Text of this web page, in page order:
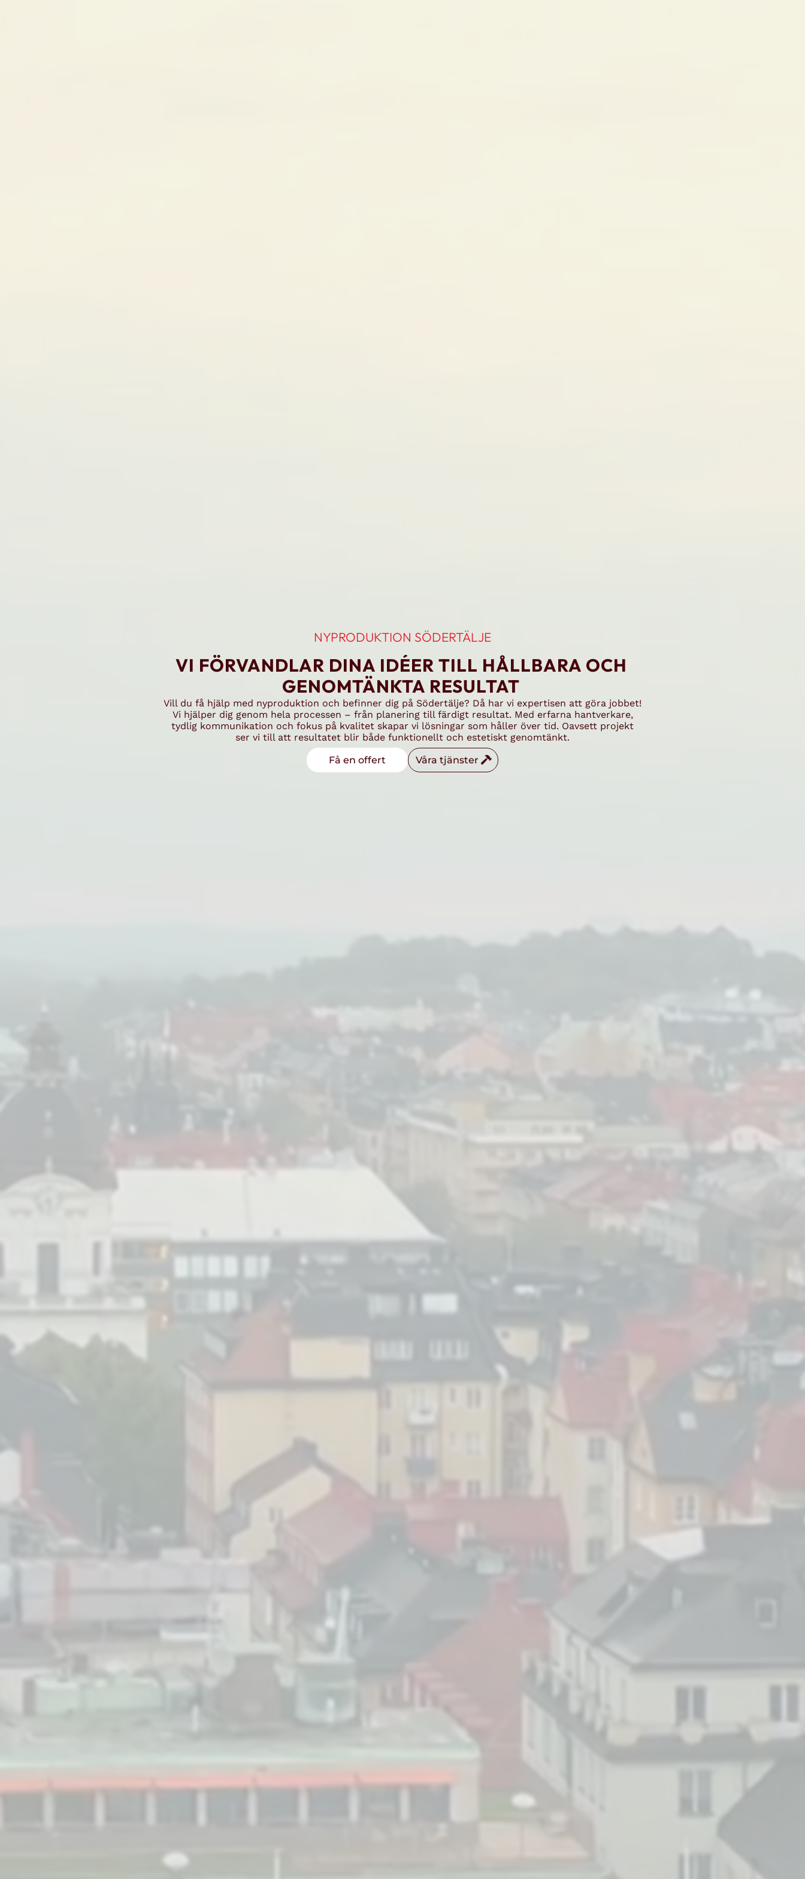
NYPRODUKTION SÖDERTÄLJE
VI FÖRVANDLAR DINA IDÉER TILL HÅLLBARA OCH
GENOMTÄNKTA RESULTAT
Vill du få hjälp med nyproduktion och befinner dig på Södertälje? Då har vi expertisen att göra jobbet!
Vi hjälper dig genom hela processen – från planering till färdigt resultat. Med erfarna hantverkare,
tydlig kommunikation och fokus på kvalitet skapar vi lösningar som håller över tid. Oavsett projekt
ser vi till att resultatet blir både funktionellt och estetiskt genomtänkt.
Få en offert
Våra tjänster